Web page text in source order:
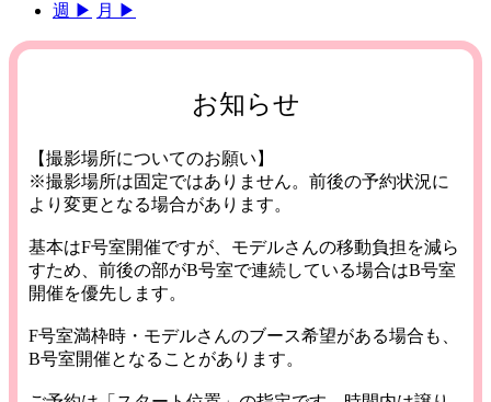
週 ▶︎ 月 ▶︎
お知らせ
【撮影場所についてのお願い】
※撮影場所は固定ではありません。前後の予約状況に
より変更となる場合があります。
基本はF号室開催ですが、モデルさんの移動負担を減ら
すため、前後の部がB号室で連続している場合はB号室
開催を優先します。
F号室満枠時・モデルさんのブース希望がある場合も、
B号室開催となることがあります。